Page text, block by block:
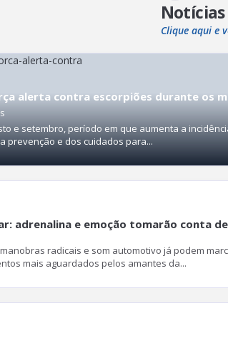
Notícias
Clique aqui e
alerta contra escorpiões durante os
e setembro, período em que aumenta a
prevenção e dos cuidados para...
adrenalina e emoção tomarão conta
radicais e som automotivo já podem
mais aguardados pelos amantes da...